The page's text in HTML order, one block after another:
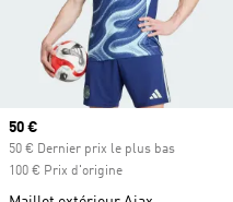
Prix actuel
50 €
50 € Dernier prix le plus bas
100 € Prix d'origine